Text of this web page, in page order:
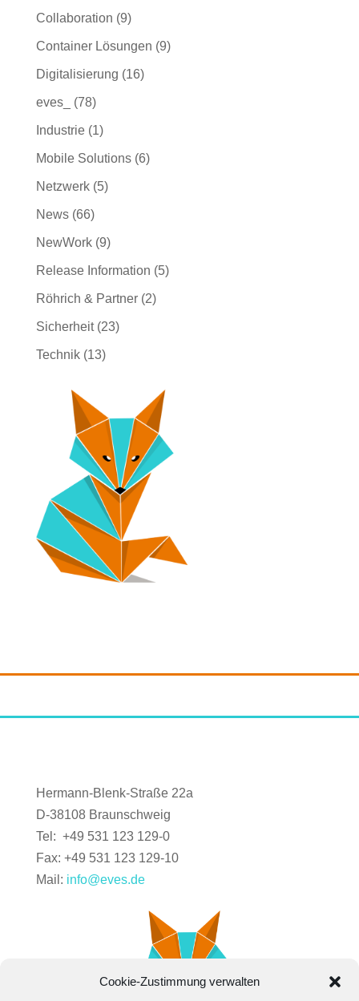
Cookie-Zustimmung verwalten
Collaboration (9)
Container Lösungen (9)
Digitalisierung (16)
eves_ (78)
Industrie(1)
Mobile Solutions(6)
Netzwerk(5)
News(66)
NewWork(9)
Release Information (5)
Röhrich & Partner(2)
Sicherheit(23)
Technik(13)
Hermann-Blenk-Straße 22a
D-38108 Braunschweig
Tel: +49 531 123 129-0
Fax: +49 531 123 129-10
Mail: info@eves.de